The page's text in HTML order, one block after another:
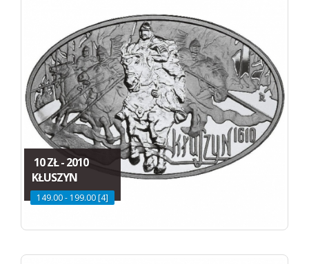
10 ZŁ - 2010
KŁUSZYN
149.00 - 199.00 [4]